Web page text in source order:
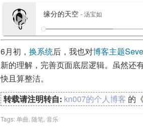
缘分的天空 - 汤宝如
6月初， 换系统后，我也对博客主题
新的理解，完善页面底层逻辑。虽然还
快且算整洁。
转载请注明转自: kn007的个人博客 的《
Tags:单曲 随笔 音乐